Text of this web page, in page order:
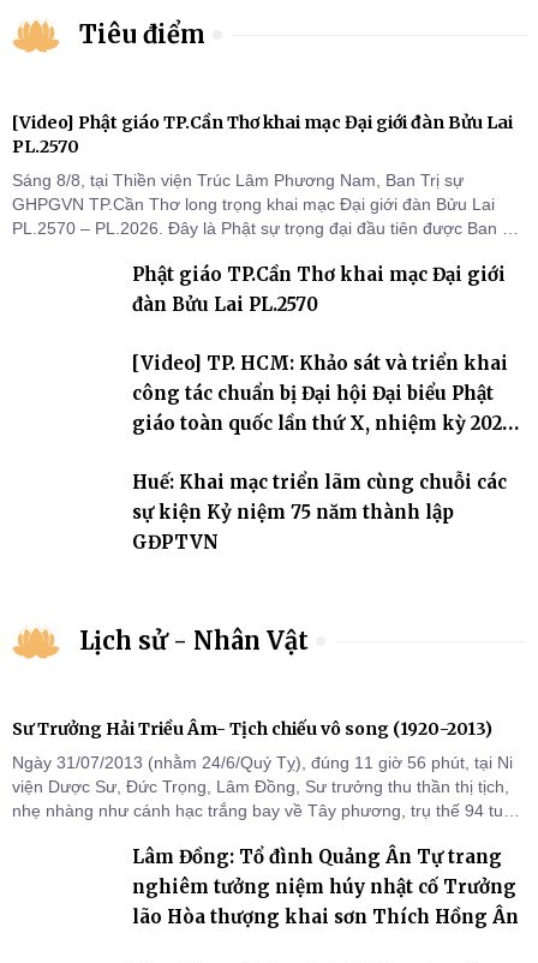
Tiêu điểm
[Video] Phật giáo TP.Cần Thơ khai mạc Đại giới đàn Bửu Lai
PL.2570
Sáng 8/8, tại Thiền viện Trúc Lâm Phương Nam, Ban Trị sự
GHPGVN TP.Cần Thơ long trọng khai mạc Đại giới đàn Bửu Lai
PL.2570 – PL.2026. Đây là Phật sự trọng đại đầu tiên được Ban Trị
thứ I, thể hiện sự quan tâm đối với công tác truyền giới, đào tạo
Tăng tài và tiếp nối mạng mạch Tăng-g
Phật giáo TP.Cần Thơ khai mạc Đại giới
đàn Bửu Lai PL.2570
[Video] TP. HCM: Khảo sát và triển khai
công tác chuẩn bị Đại hội Đại biểu Phật
giáo toàn quốc lần thứ X, nhiệm kỳ 2026-
Huế: Khai mạc triển lãm cùng chuỗi các
sự kiện Kỷ niệm 75 năm thành lập
GĐPTVN
Lịch sử - Nhân Vật
Sư Trưởng Hải Triều Âm- Tịch chiếu vô song (1920-2013)
Ngày 31/07/2013 (nhằm 24/6/Quý Tỵ), đúng 11 giờ 56 phút, tại Ni
viện Dược Sư, Đức Trọng, Lâm Đồng, Sư trưởng thu thần thị tịch,
nhẹ nhàng như cánh hạc trắng bay về Tây phương, trụ thế 94 tuổi
Lâm Đồng: Tổ đình Quảng Ân Tự trang
nghiêm tưởng niệm húy nhật cố Trưởng
lão Hòa thượng khai sơn Thích Hồng Ân